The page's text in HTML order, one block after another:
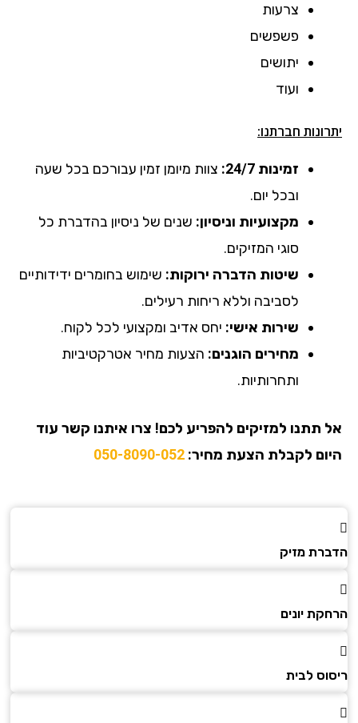
צרעות
פשפשים
יתושים
ועוד
יתרונות חברתנו:
זמינות 24/7:
צוות מיומן זמין עבורכם בכל שעה
ובכל יום.
מקצועיות וניסיון: שנים של ניסיון בהדברת כל
סוגי המזיקים.
שיטות הדברה ירוקות: שימוש בחומרים ידידותיים
לסביבה וללא ריחות רעילים.
שירות אישי: יחס אדיב ומקצועי לכל לקוח.
מחירים הוגנים: הצעות מחיר אטרקטיביות
ותחרותיות.
אל תתנו למזיקים להפריע לכם! צרו איתנו קשר עוד
היום לקבלת הצעת מחיר: 050-8090-052
הדברת מזיק
הרחקת יונים
ריסוס לבית